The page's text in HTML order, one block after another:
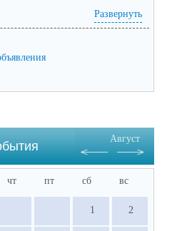
обучающегося
руководителем ОО
(подлинник)
в ВсОШ, НПК и
входящих в перечень
РФ.
(посмотреть)Развернуть
Август
чт пт сб вс
1 2